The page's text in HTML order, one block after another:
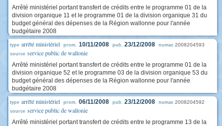
Arrêté ministériel portant transfert de crédits entre le programme 01 de la
division organique 11 et le programme 01 de la division organique 31 du
budget général des dépenses de la Région wallonne pour l'année
budgétaire 2008
type arrêté ministériel prom. 10/11/2008 pub. 23/12/2008 numac 2008204593
source service public de wallonie
Arrêté ministériel portant transfert de crédits entre le programme 01 de la
division organique 52 et le programme 03 de la division organique 53 du
budget général des dépenses de la Région wallonne pour l'année
budgétaire 2008
type arrêté ministériel prom. 06/11/2008 pub. 23/12/2008 numac 2008204592
source service public de wallonie
Arrêté ministériel portant transfert de crédits entre le programme 13 de la